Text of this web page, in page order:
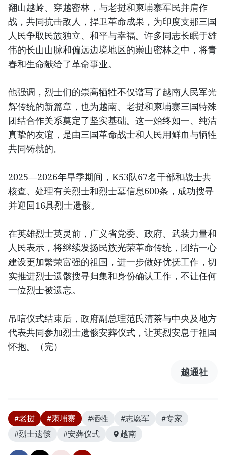
翻山越岭、穿越密林，与老挝和柬埔寨军民并肩作
战，共同抗击敌人，捍卫革命成果，为印度支那三国
人民争取民族独立、和平与幸福。许多同志长眠于雄
伟的长山山脉和偏远边境地区的崇山密林之中，将青
春和生命献给了革命事业。
他强调，烈士们的崇高牺牲不仅谱写了越南人民军光
辉传统的新篇章，也为越南、老挝和柬埔寨三国特殊
团结合作关系奠定了坚实基础。这一始终如一、纯洁
真挚的友谊，是由三国革命战士和人民用鲜血与牺牲
共同铸就的。
2025—2026年旱季期间，K53队67名干部和战士共
核查、处理有关烈士和烈士墓信息600条，成功搜寻
并迎回16具烈士遗骸。
在英雄烈士英灵前，广义省党委、政府、武装力量和
人民表示，将继续发扬民族光荣革命传统，团结一心
建设更加繁荣富强的祖国，进一步做好优抚工作，切
实推进烈士遗骸搜寻归集和身份确认工作，不让任何
一位烈士被遗忘。
吊唁仪式结束后，政府副总理范氏清茶与中央及地方
代表共同参加烈士遗骸安葬仪式，让英烈安息于祖国
怀抱。（完）
越通社
#老挝 #柬埔寨 #牺牲 #志愿军
#专家
#烈士遗骸
#安葬仪式 越南